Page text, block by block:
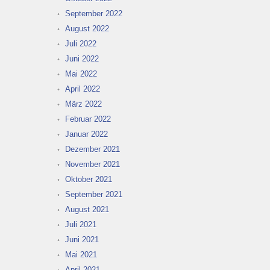
September 2022
August 2022
Juli 2022
Juni 2022
Mai 2022
April 2022
März 2022
Februar 2022
Januar 2022
Dezember 2021
November 2021
Oktober 2021
September 2021
August 2021
Juli 2021
Juni 2021
Mai 2021